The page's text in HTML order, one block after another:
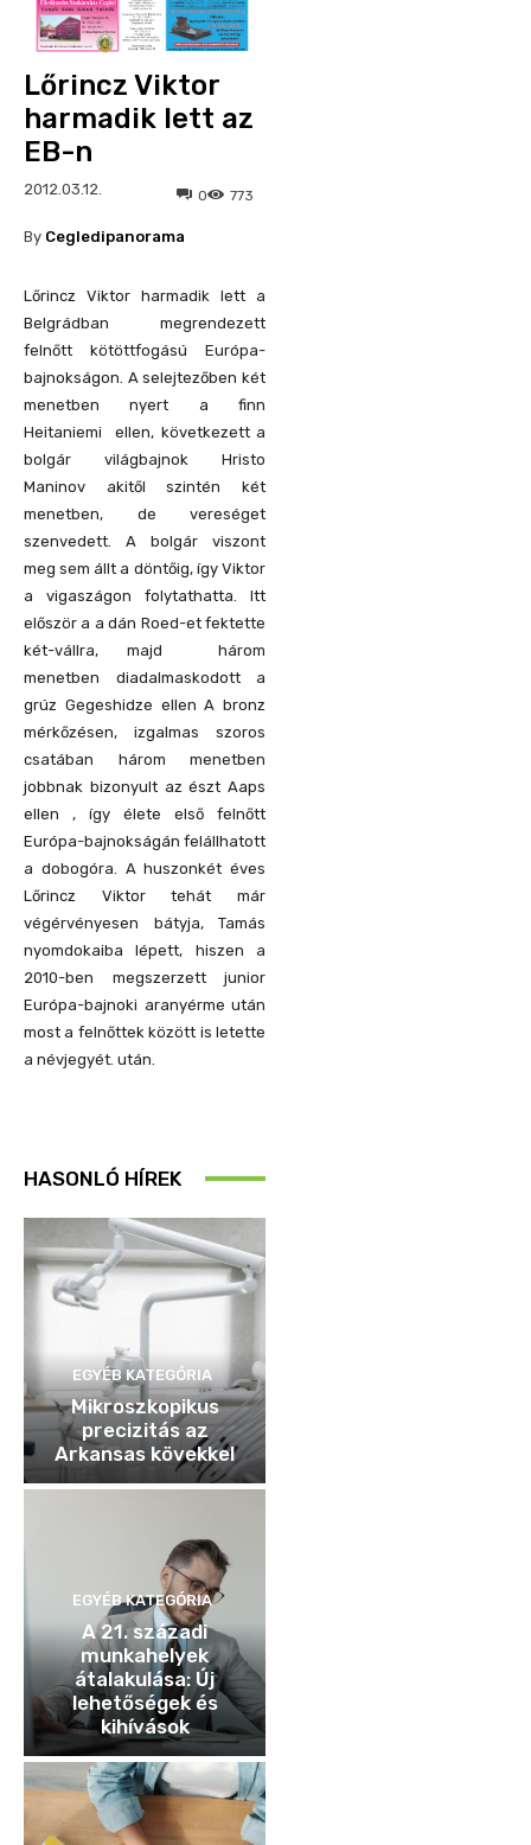
Lőrincz Viktor
harmadik lett az
EB-n
2012.03.12. 773
0
By Cegledipanorama
Lőrincz Viktor harmadik lett a
Belgrádban megrendezett
felnőtt kötöttfogású Európa-
bajnokságon. A selejtezőben két
menetben nyert a finn
Heitaniemi ellen, következett a
bolgár világbajnok Hristo
Maninov akitől szintén két
menetben, de vereséget
szenvedett. A bolgár viszont
meg sem állt a döntőig, így Viktor
a vigaszágon folytathatta. Itt
először a a dán Roed-et fektette
két-vállra, majd három
menetben diadalmaskodott a
grúz Gegeshidze ellen A bronz
mérkőzésen, izgalmas szoros
csatában három menetben
jobbnak bizonyult az észt Aaps
ellen , így élete első felnőtt
Európa-bajnokságán felállhatott
a dobogóra. A huszonkét éves
Lőrincz Viktor tehát már
végérvényesen bátyja, Tamás
nyomdokaiba lépett, hiszen a
2010-ben megszerzett junior
Európa-bajnoki aranyérme után
most a felnőttek között is letette
a névjegyét. után.
HASONLÓ HÍREK
EGYÉB KATEGÓRIA
Mikroszkopikus
precizitás az
Arkansas kövekkel
EGYÉB KATEGÓRIA
A 21. századi
munkahelyek
átalakulása: Új
lehetőségek és
kihívások